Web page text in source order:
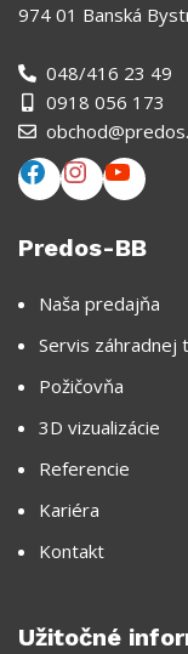
974 01 Banská
048/416 23 49
0918 056 173
Predos-BB
Naša predajňa
Servis záhradnej
Požičovňa
3D vizualizácie
Referencie
Kariéra
Kontakt
Užitočné